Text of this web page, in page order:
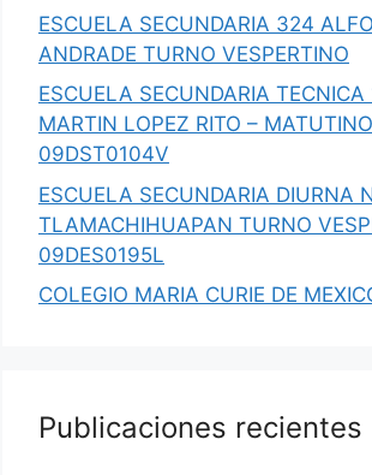
ESCUELA SECUNDARIA 324
ANDRADE TURNO VESPERTINO
ESCUELA SECUNDARIA
MARTIN LOPEZ RITO –
09DST0104V
ESCUELA SECUNDARIA DIURNA
TLAMACHIHUAPAN TURNO
09DES0195L
COLEGIO MARIA CURIE DE
Publicaciones recientes